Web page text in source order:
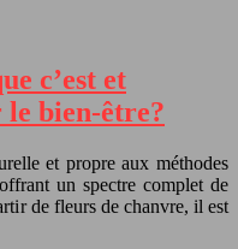
c’est et
bien-être?
et propre aux méthodes
un spectre complet de
de fleurs de chanvre, il est